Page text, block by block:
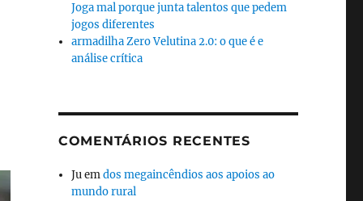
Joga mal porque junta talentos que pedem
jogos diferentes
armadilha Zero Velutina 2.0: o que é e
análise crítica
COMENTÁRIOS RECENTES
Juemdos megaincêndios aos apoios ao
mundo rural